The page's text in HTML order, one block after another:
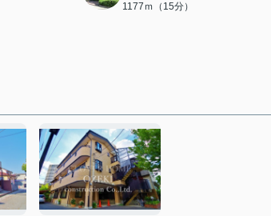
1177ｍ（15分）